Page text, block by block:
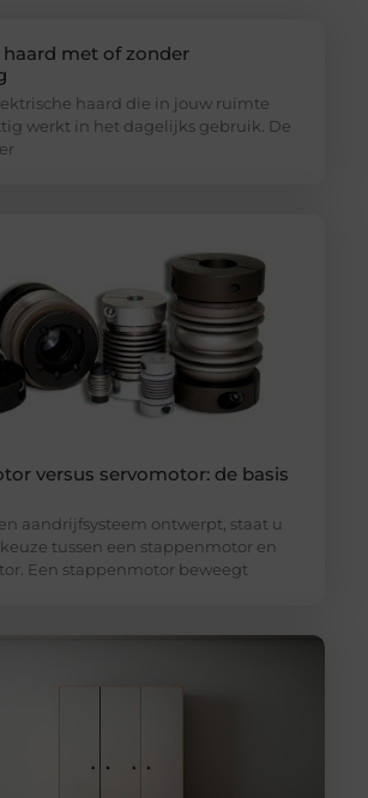
met of zonder
haard die in jouw ruimte
werkt in het dagelijks gebruik. De
versus servomotor: de basis
aandrijfsysteem ontwerpt, staat u
tussen een stappenmotor en
Een stappenmotor beweegt